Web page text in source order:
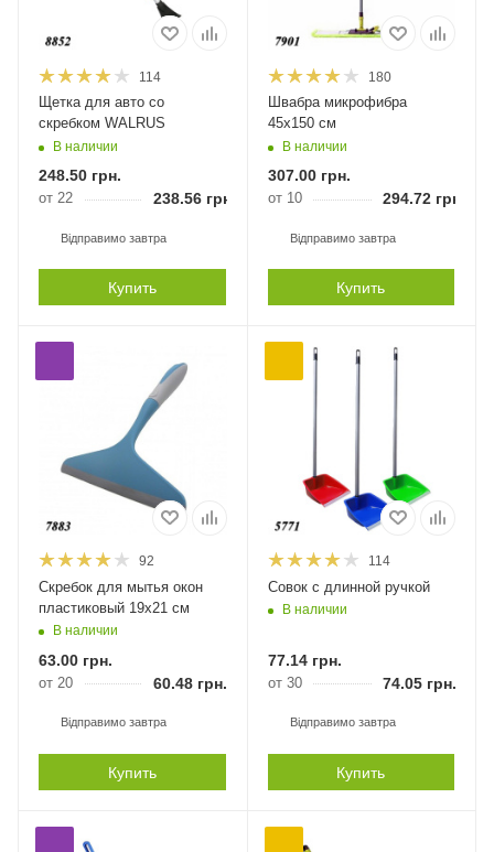
114
Щетка для авто со
скребком WALRUS
В наличии
248.50 грн.
от 22 238.56 грн.
Відправимо завтра
Купить
180
Швабра микрофибра
45х150 см
В наличии
307.00грн.
от 10 294.72грн.
Відправимо завтра
Купить
92
Скребок для мытья окон
пластиковый 19х21 см
В наличии
63.00 грн.
от 20 60.48 грн.
Відправимо завтра
Купить
114
Совок с длинной ручкой
В наличии
77.14грн.
от 30 74.05грн.
Відправимо завтра
Купить